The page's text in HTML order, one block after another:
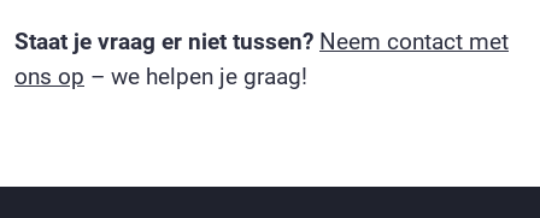
Staat je vraag er niet tussen? Neem contact met
ons op – we helpen je graag!